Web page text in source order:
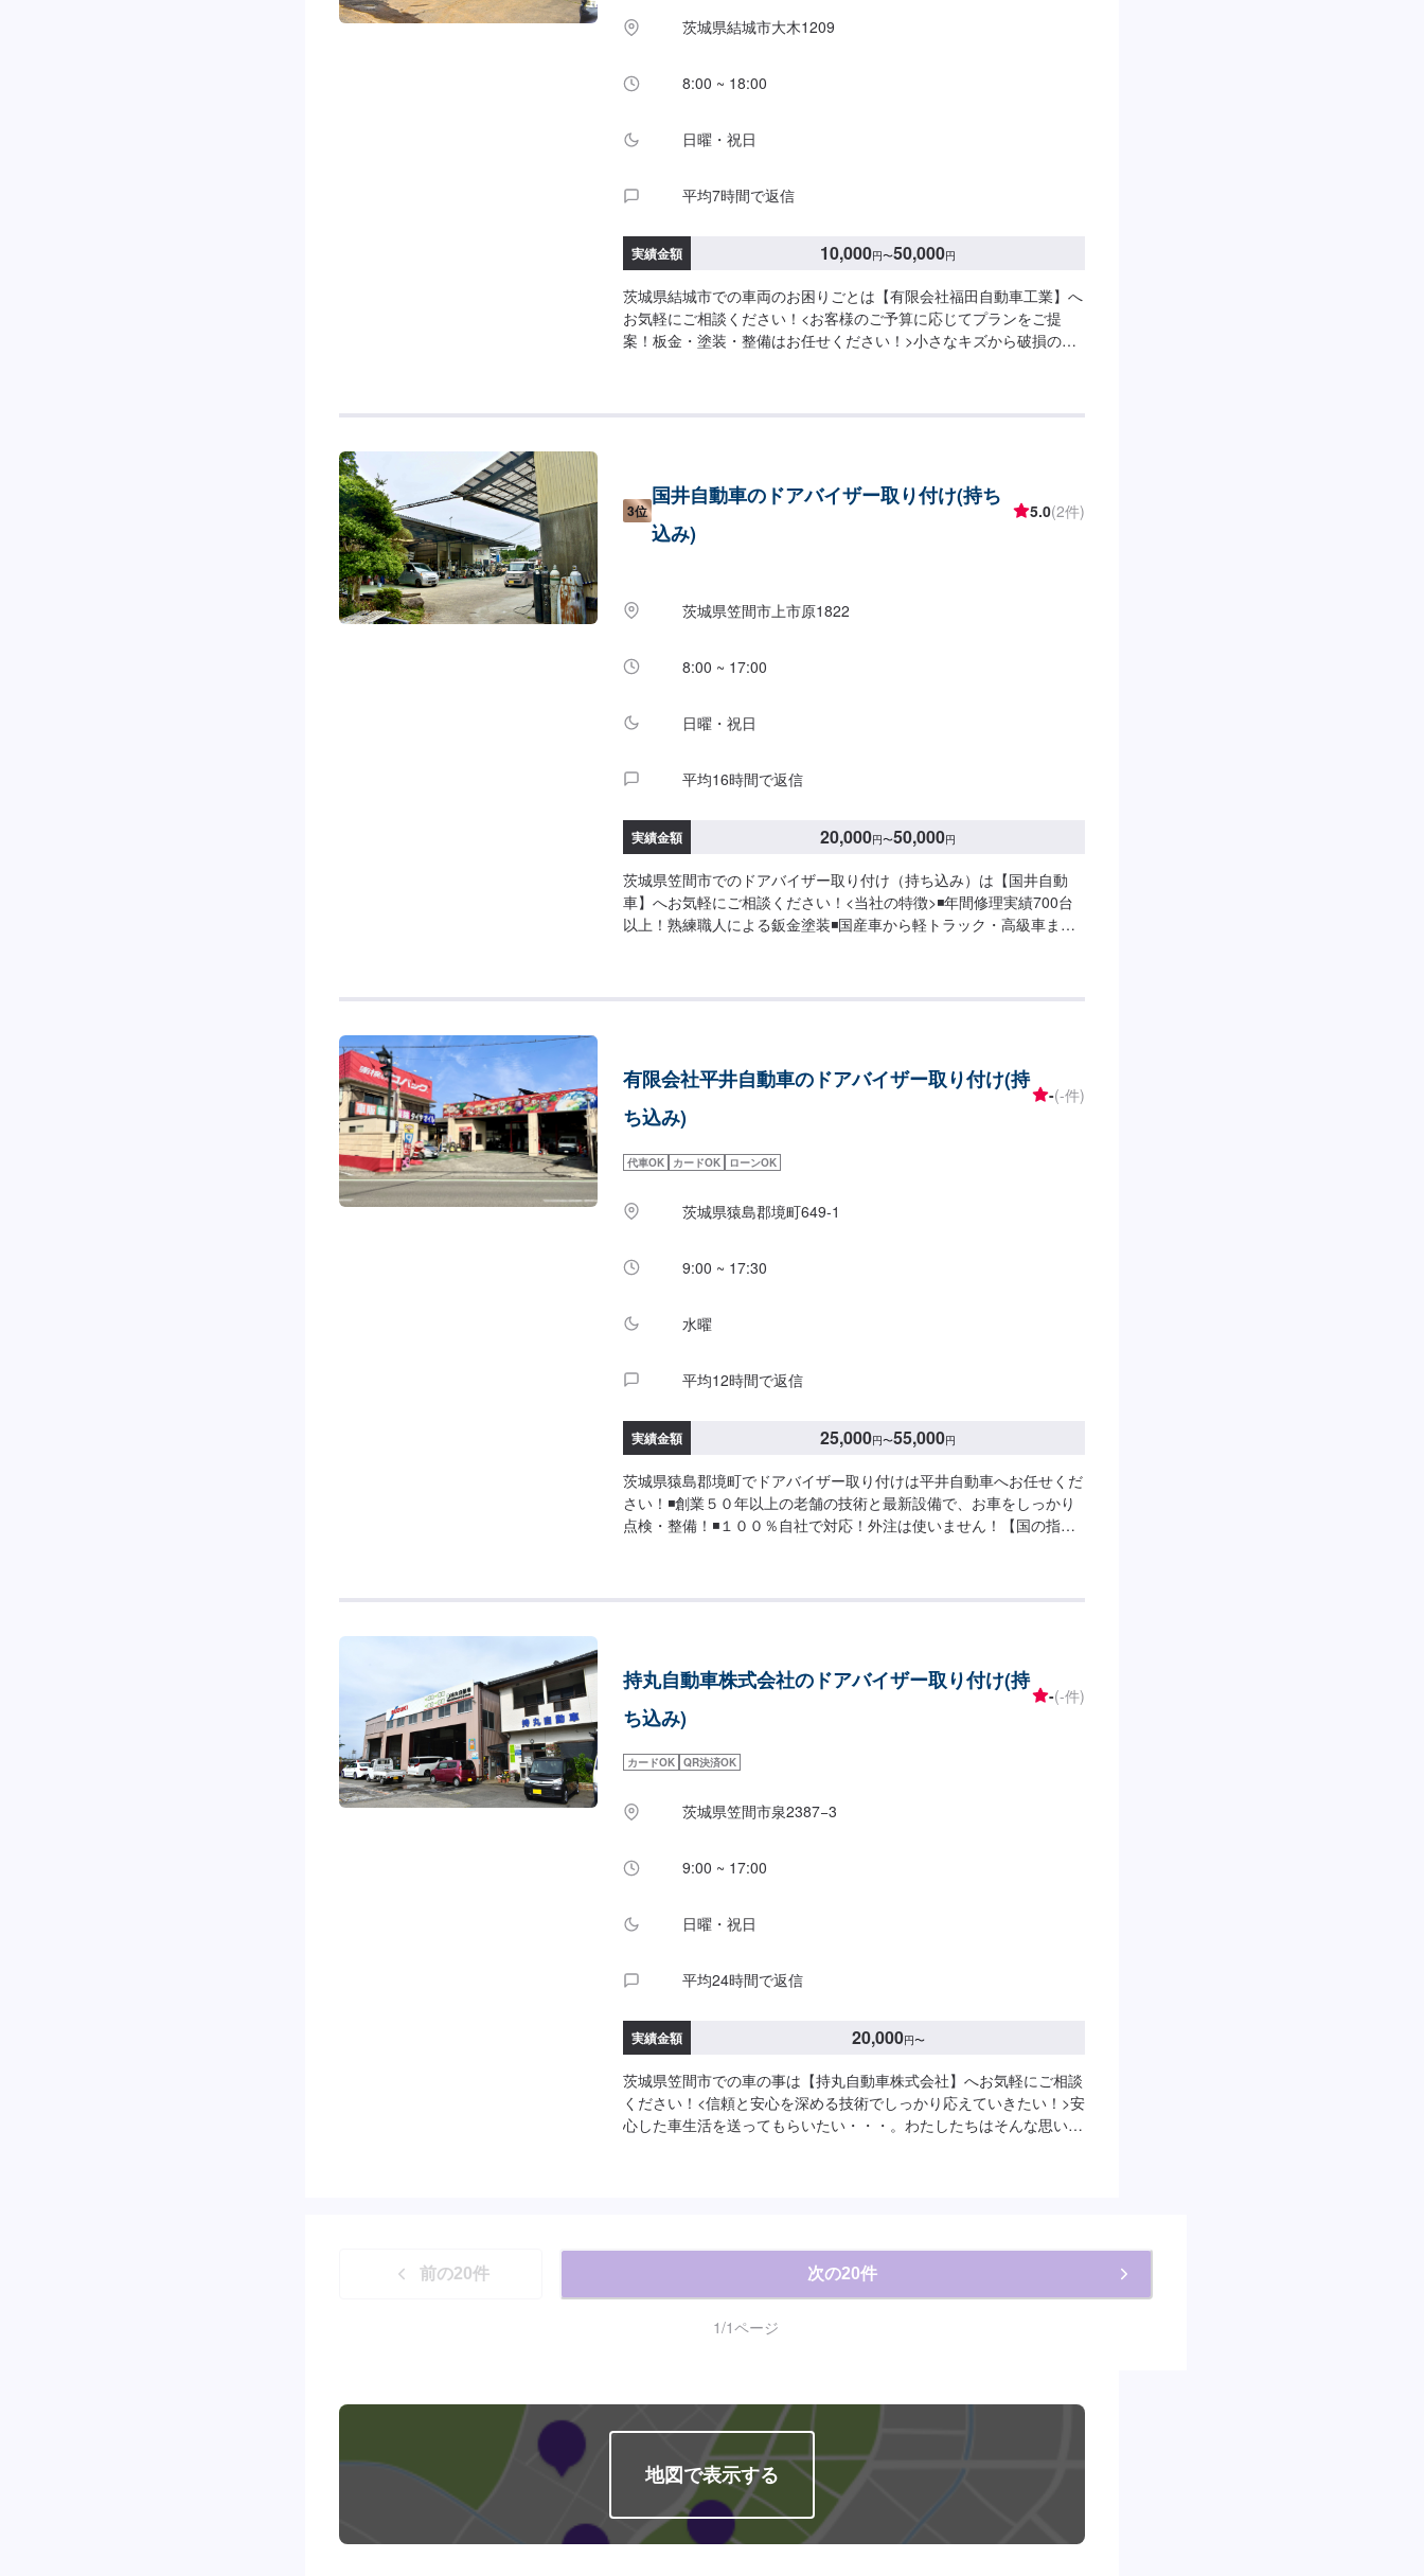
日・営業時間】定休日：日曜日、祝日、第二土曜日営業時間：
茨城県結城市大木1209
8:00 ~ 18:00
日曜・祝日
平均7時間で返信
実績金額 10,000円〜50,000円
茨城県結城市での車両のお困りごとは【有限会社福田自動車工業】へ
お気軽にご相談ください！<お客様のご予算に応じてプランをご提
案！板金・塗装・整備はお任せください！>小さなキズから破損のよ
程度で納車となります。(要相談)納期は前後する場合がございます。
予めご了承ください。-----代車について-----代車をご用意していま
す。お車の作業中は代車をご利用ください。※代車の燃料代はお客様
いているスペースに駐車してください。受付はスタッフへ「メンテモ
3位
国井自動車のドアバイザー取り付け(持ち
込み)
5.0(2件)
茨城県笠間市上市原1822
8:00 ~ 17:00
日曜・祝日
平均16時間で返信
実績金額 20,000円〜50,000円
茨城県笠間市でのドアバイザー取り付け（持ち込み）は【国井自動
車】へお気軽にご相談ください！<当社の特徴>◾年間修理実績700台
以上！熟練職人による鈑金塗装◾国産車から軽トラック・高級車ま
車となります。(要相談)納期は前後する場合がございます。予めご了
承ください。-----ご来店時の注意、受付方法-----入庫の際はお気をつ
けてお越しください。駐車スペースは事務所前の空いているスペース
とお伝えください。ご案内いたします。【定休日・営業時間】定休
有限会社平井自動車のドアバイザー取り付け(持
ち込み)
-(-件)
代車OK カードOK ローンOK
茨城県猿島郡境町649-1
9:00 ~ 17:30
水曜
平均12時間で返信
実績金額 25,000円〜55,000円
茨城県猿島郡境町でドアバイザー取り付けは平井自動車へお任せくだ
さい！◾創業５０年以上の老舗の技術と最新設備で、お車をしっかり
点検・整備！◾１００％自社で対応！外注は使いません！【国の指定
ば作業開始【4】仕上がり次第納車-----納期について-----納期は通常2
日～3日程度で納車となります。車種や条件などにより、納期は前後
する場合がございます。予めご了承ください。-----代車について-----
い。※代車の燃料代はお客様にご負担いただいております。※内容など
受付方法-----入庫の際はお気をつけてお越しください。駐車スペース
フへ「メンテモで予約しました」とお伝えください。ご案内いたしま
す。
持丸自動車株式会社のドアバイザー取り付け(持
ち込み)
-(-件)
カードOK QR決済OK
茨城県笠間市泉2387−3
9:00 ~ 17:00
日曜・祝日
平均24時間で返信
実績金額 20,000円〜
茨城県笠間市での車の事は【持丸自動車株式会社】へお気軽にご相談
ください！<信頼と安心を深める技術でしっかり応えていきたい！>安
心した車生活を送ってもらいたい・・・。わたしたちはそんな思いに
どうぞ！【1】オファーにてお問い合わせ【2】お見積り【3】お見積
りにご納得いただければ作業開始【4】仕上がり次第納車-----納期に
ついて-----納期は通常1日～2日程度で納車となります。(要相談)納期
スタッフへ「メンテモで予約しました」とお伝えください。ご案内い
たします。【定休日・営業時間】定休日：日曜日、祝日営業時間：
前の20件 次の20件
1/1ページ
地図で表示する